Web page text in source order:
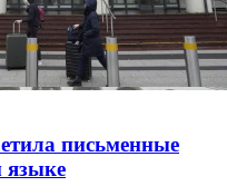
письменные
языке